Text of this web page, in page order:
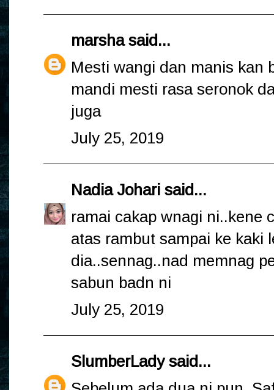
marshasaid...
Mesti wangi dan manis kan
mandi mesti rasa seronok
juga
July 25, 2019
Nadia Johari said...
ramai cakap wnagi ni..kene
atas rambut sampai ke kaki
dia..sennag..nad memnag
sabun badn ni
July 25, 2019
SlumberLadysaid...